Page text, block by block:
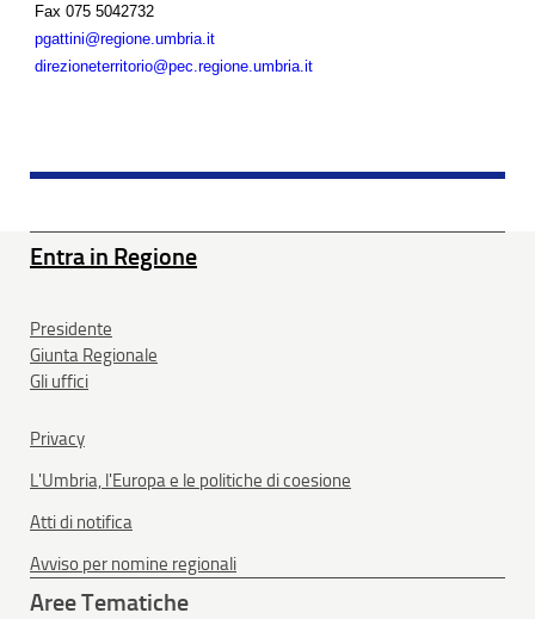
Fax 075 5042732
pgattini@regione.umbria.it
direzioneterritorio@pec.regione.umbria.it
Entra in Regione
Presidente
Giunta Regionale
Gli uffici
Privacy
L'Umbria, l'Europa e le politiche di coesione
Atti di notifica
Avviso per nomine regionali
Aree Tematiche